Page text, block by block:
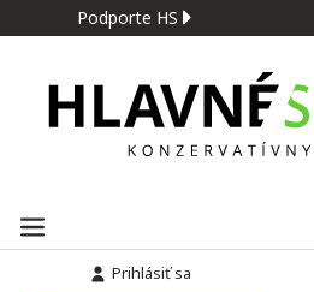
Podporte HS
Prihlásiť sa